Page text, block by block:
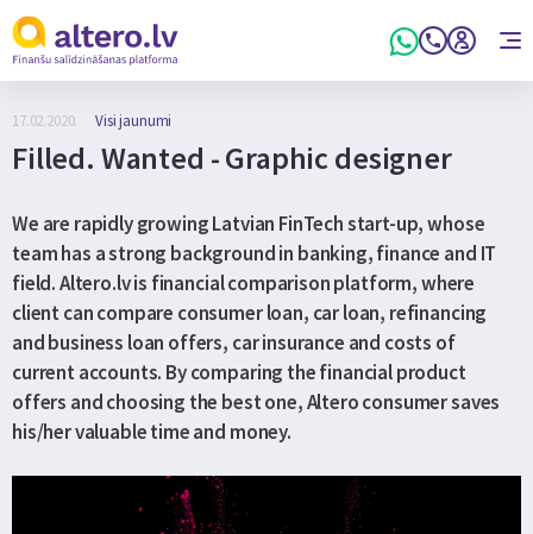
17.02.2020. Visi jaunumi
Filled. Wanted - Graphic designer
We are rapidly growing Latvian FinTech start-up, whose
team has a strong background in banking, finance and IT
field. Altero.lv is financial comparison platform, where
client can compare consumer loan, car loan, refinancing
and business loan offers, car insurance and costs of
current accounts. By comparing the financial product
offers and choosing the best one, Altero consumer saves
his/her valuable time and money.